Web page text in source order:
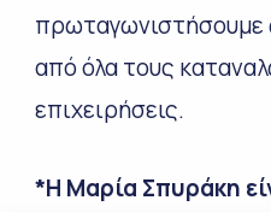
από όλα τους
επιχειρήσεις.
*Η Μαρία Σπυράκη